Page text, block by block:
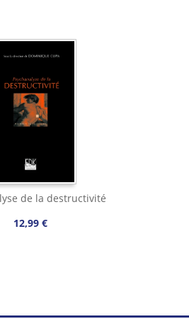
de la destructivité
12,99 €